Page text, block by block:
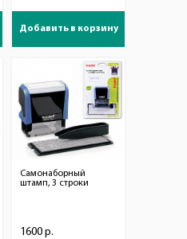
Добавить в корзину
Самонаборный
штамп, 3 строки
1600 р.